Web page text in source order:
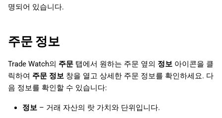
명되어 있습니다.
주문 정보
Trade Watch의 주문 탭에서 원하는 주문 옆의 정보 아이콘을 클
릭하여 주문 정보 창을 열고 상세한 주문 정보를 확인하세요. 다
음 정보를 확인할 수 있습니다:
정보– 거래 자산의 랏 가치와 단위입니다.